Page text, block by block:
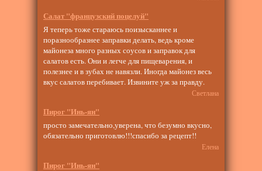
Салат "французский поцелуй"
Я теперь тоже стараюсь поизысканнее и
поразнообразнее заправки делать, ведь кроме
майонеза много разных соусов и заправок для
салатов есть. Они и легче для пищеварения, и
полезнее и в зубах не навязли. Иногда майонез весь
вкус салатов перебивает. Извините уж за правду.
Светлана
Пирог "Инь-ян"
просто замечательно,уверена, что безумно вкусно,
обязательно приготовлю!!!спасибо за рецепт!!
Елена
Пирог "Инь-ян"